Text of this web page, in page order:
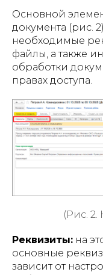
Основной
документа (рис.
необходимые
файлы, а также
обработки
правах доступа.
(Рис. 2.
Реквизиты: на
основные
зависит от